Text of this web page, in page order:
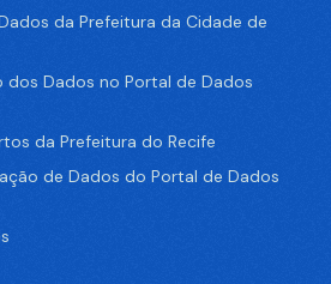
da Prefeitura da Cidade de
dos Dados no Portal de Dados
da Prefeitura do Recife
de Dados do Portal de Dados